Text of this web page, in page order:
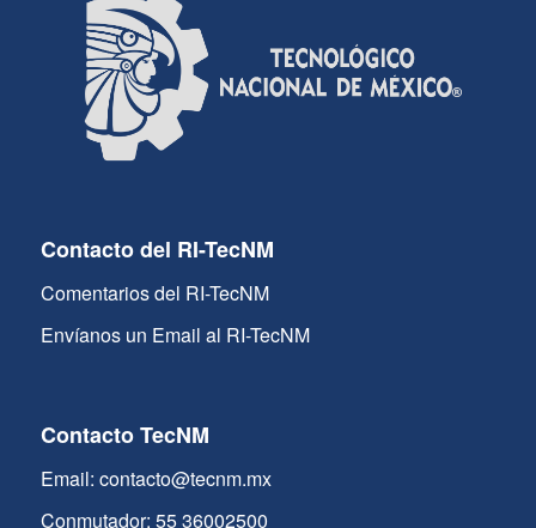
Contacto del RI-TecNM
Comentarios del RI-TecNM
Envíanos un Email al RI-TecNM
Contacto TecNM
Email: contacto@tecnm.mx
Conmutador: 55 36002500